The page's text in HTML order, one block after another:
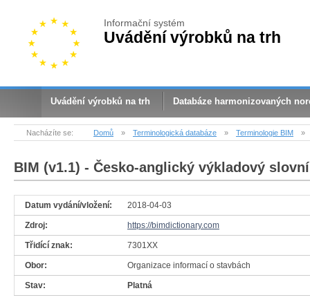
Informační systém
Uvádění výrobků na trh
Uvádění výrobků na trh Databáze harmonizovaných
Nacházíte se: Domů » Terminologická databáze » Terminologie BIM »
BIM (v1.1) - Česko-anglický výkladový
Datum vydání/vložení: 2018-04-03
Zdroj: https://bimdictionary.com
Třidící znak: 7301XX
Obor: Organizace informací o stavbách
Stav: Platná